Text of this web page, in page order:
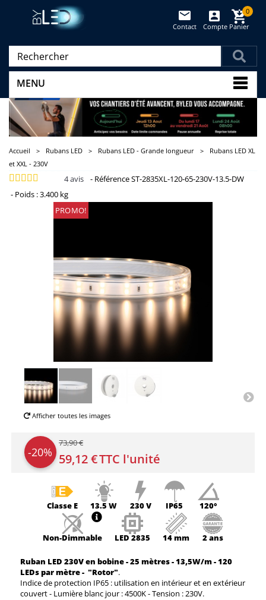
Panier
0
Compte
Contact
MENU
Accueil > Rubans LED > Rubans LED - Grande longueur >
Rubans LED XL
et XXL - 230V
4avis - RéférenceST-2835XL-120-65-230V-13.5-DW
- Poids :3.400 kg
PROMO!
Afficher toutes les images
-20%
73,90 €
59,12 €TTC l'unité
Classe E 13.5 W 230 V IP65 120°
Non-Dimmable LED2835 14 mm 2 ans
Ruban LED 230V en bobine - 25 mètres - 13,5W/m -120
LEDs par mètre - "Rotor".
Indice de protection IP65 : utilisation en intérieur et en extérieur
couvert - Lumière blanc jour : 4500K - Tension : 230V.